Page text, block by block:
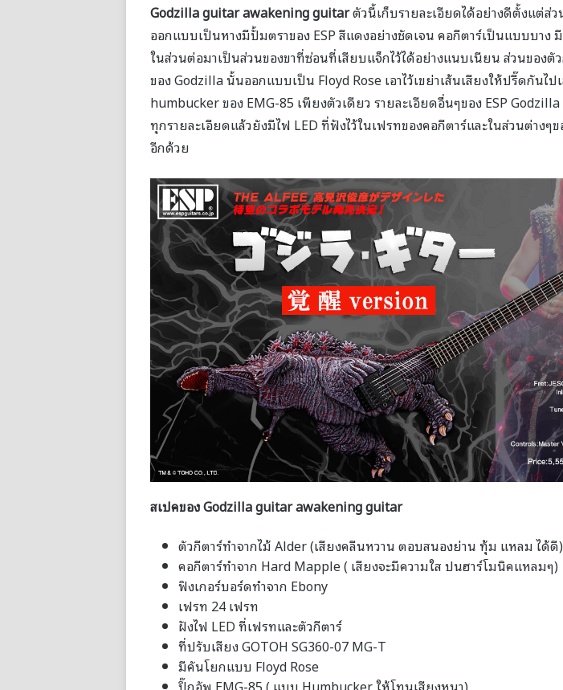
Godzilla guitar awakening guitarตัวนี้เก็บรายละเอียดได้อย่างดีตั้งแต่ส่
ออกแบบเป็นหางมีปั้มตราของ ESP สีแดงอย่างชัดเจน คอกีตาร์เป็นแบบบาง
ในส่วนต่อมาเป็นส่วนของขาที่ซ่อนที่เสียบแจ็กไว้ได้อย่างแนบเนียน ส่วนของตั
ของ Godzilla นั้นออกแบบเป็น Floyd Rose เอาไว้เขย่าเส้นเสียงให้ปรี๊ดกันไ
humbucker ของ EMG-85 เพียงตัวเดียว รายละเอียดอื่นๆของ ESP
ทุกรายละเอียดแล้วยังมีไฟ LED ที่ฟังไว้ในเฟรทของคอกีตาร์และในส่วนต่างๆ
อีกด้วย
สเปคของ Godzilla guitar awakening guitar
ตัวกีตาร์ทำจากไม้ Alder (เสียงคลีนหวาน ตอบสนองย่าน ทุ้ม แหลม ได้ดี)
คอกีตาร์ทำจาก Hard Mapple ( เสียงจะมีความใส ปนฮาร์โมนิคแหลมๆ)
ฟิงเกอร์บอร์ดทำจาก Ebony
เฟรท 24 เฟรท
ฝังไฟ LED ที่เฟรทและตัวกีตาร์
ที่ปรับเสียง GOTOH SG360-07 MG-T
มีคันโยกแบบ Floyd Rose
ปิ๊กอัพ EMG-85 ( แบบ Humbucker ให้โทนเสียงหนา)